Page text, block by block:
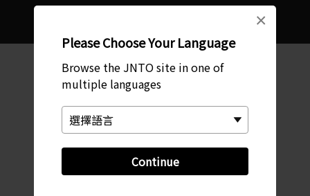
Please Choose Your Language
Browse the JNTO site in one of
multiple languages
Continue
×